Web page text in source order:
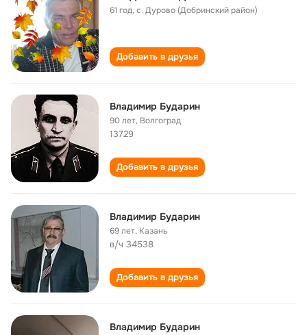
61 год,с. Дурово (Добринский район)
Добавить в друзья
Владимир Бударин
90 лет, Волгоград
13729
Добавить в друзья
Владимир Бударин
69 лет, Казань
в/ч 34538
Добавить в друзья
Владимир Бударин